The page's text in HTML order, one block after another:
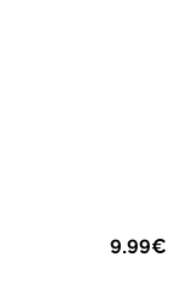
9.99€